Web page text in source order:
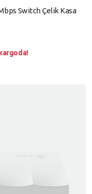
Switch Çelik Kasa